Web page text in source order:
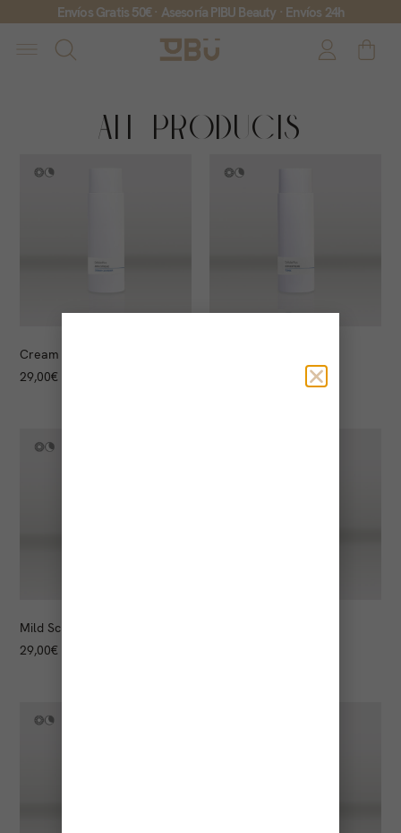
Envíos Gratis 50€ · Asesoría PIBU Beauty · Envíos 24h
All Products
Cream Cleanser
29,00€
Mild Scrub
29,00€